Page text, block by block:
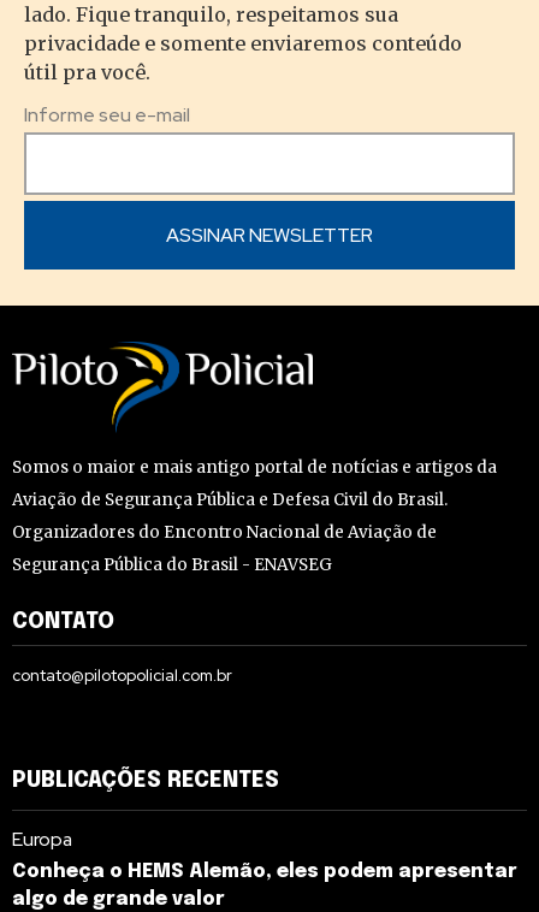
lado. Fique tranquilo, respeitamos sua
privacidade e somente enviaremos conteúdo
útil pra você.
Informe seu e-mail
Somos o maior e mais antigo portal de notícias e artigos da
Aviação de Segurança Pública e Defesa Civil do Brasil.
Organizadores do Encontro Nacional de Aviação de
Segurança Pública do Brasil - ENAVSEG
CONTATO
contato@pilotopolicial.com.br
PUBLICAÇÕES RECENTES
Europa
Conheça o HEMS Alemão, eles podem apresentar
algo de grande valor